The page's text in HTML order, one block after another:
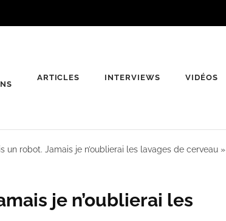
ARTICLES INTERVIEWS VIDÉOS
un robot. Jamais je n’oublierai les lavages de cerveau »
je n’oublierai les